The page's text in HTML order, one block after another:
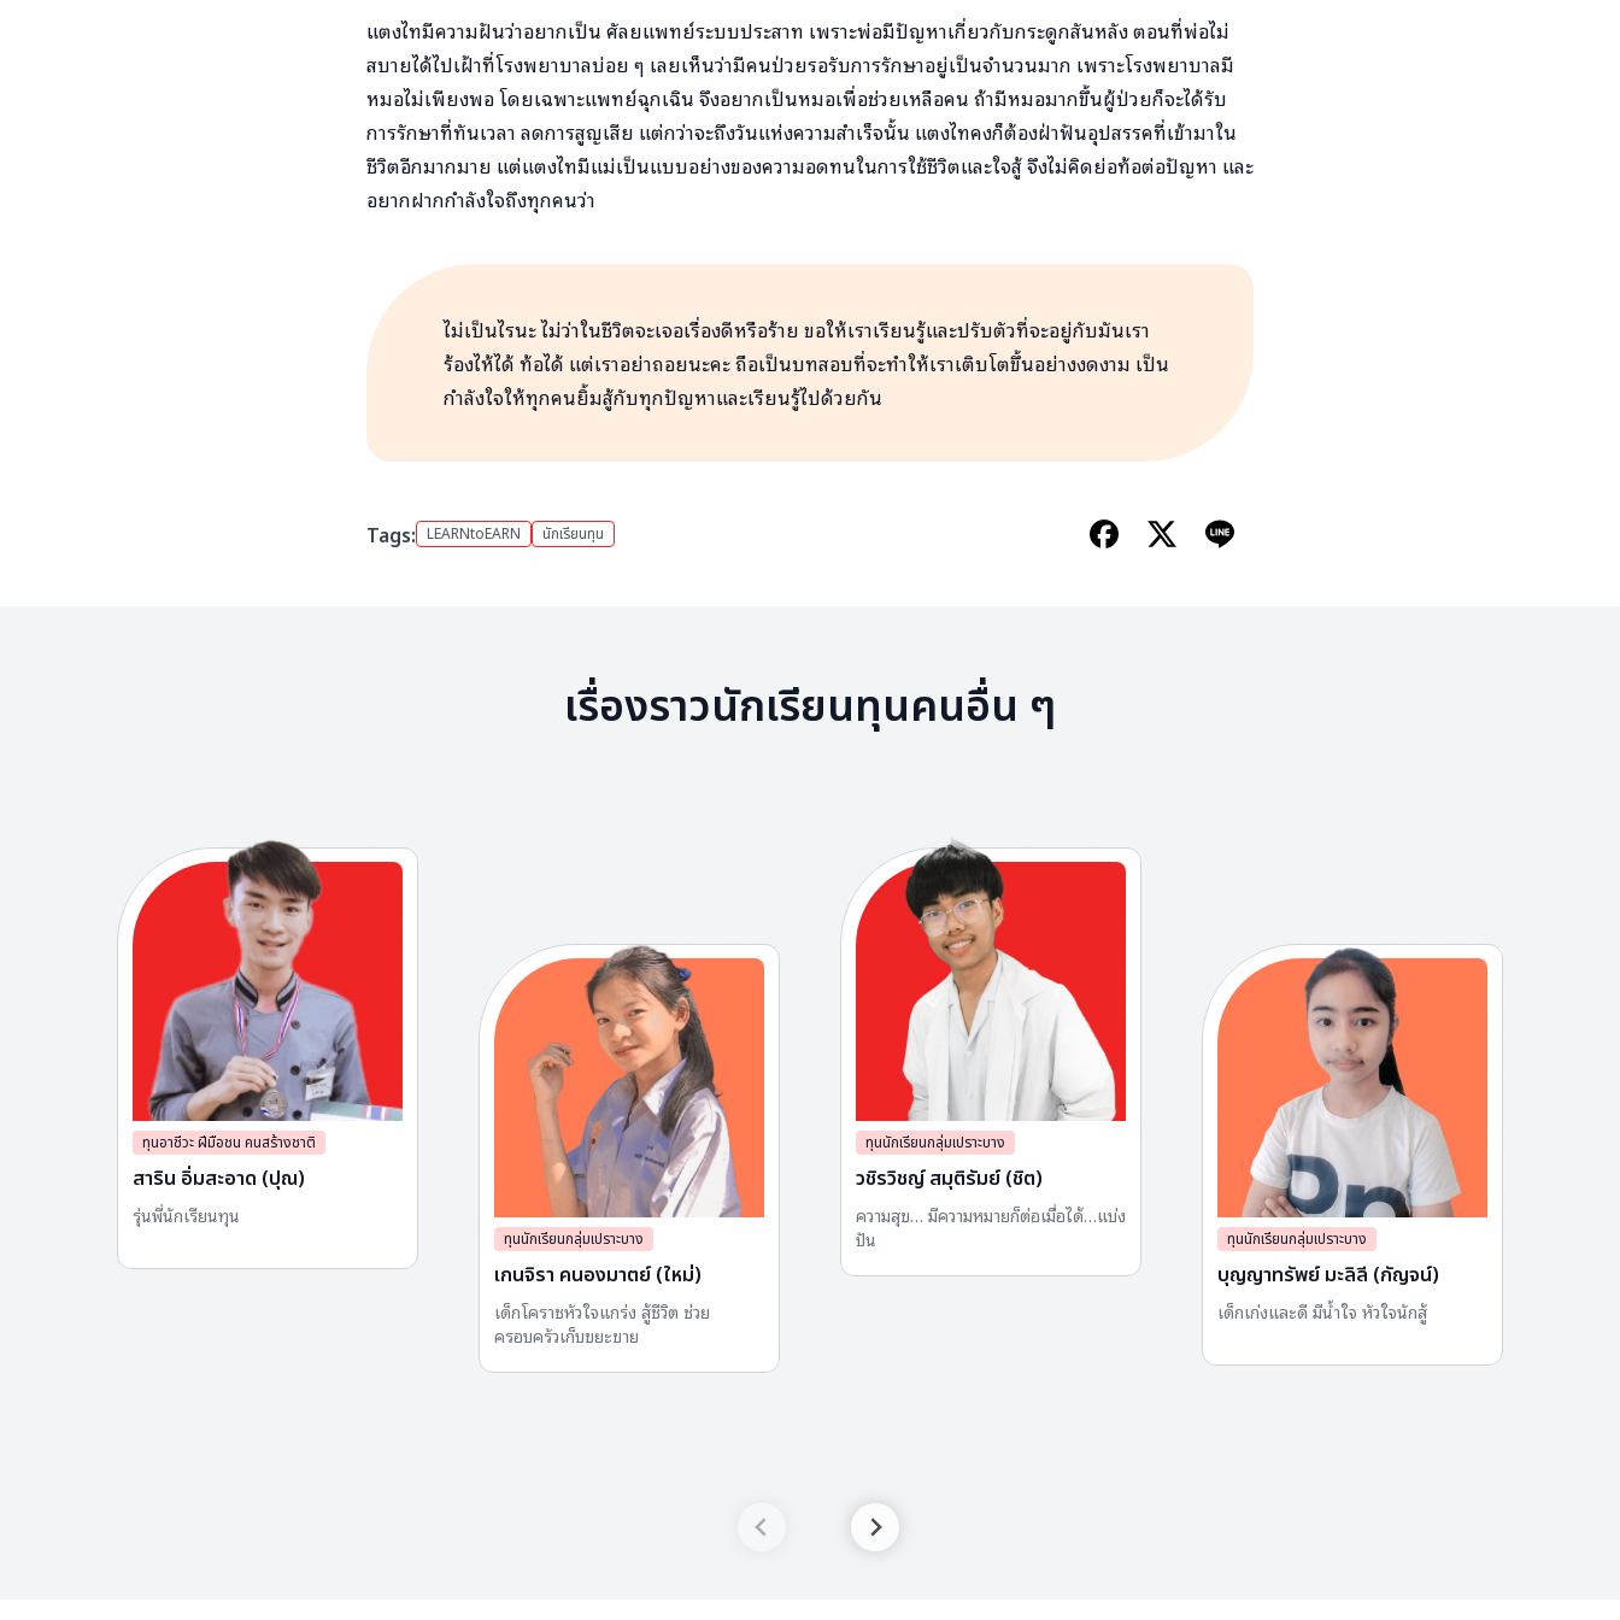
แตงไทมีความฝันว่าอยากเป็น ศัลยแพทย์ระบบประสาท เพราะพ่อมีปัญหาเกี่ยวกับกระดูกสันหลัง ตอนที่พ่อไม่
สบายได้ไปเฝ้าที่โรงพยาบาลบ่อย ๆ เลยเห็นว่ามีคนป่วยรอรับการรักษาอยู่เป็นจำนวนมาก เพราะโรงพยาบาลมี
หมอไม่เพียงพอ โดยเฉพาะแพทย์ฉุกเฉิน จึงอยากเป็นหมอเพื่อช่วยเหลือคน ถ้ามีหมอมากขึ้นผู้ป่วยก็จะได้รับ
การรักษาที่ทันเวลา ลดการสูญเสีย แต่กว่าจะถึงวันแห่งความสำเร็จนั้น แตงไทคงก็ต้องฝ่าฟันอุปสรรคที่เข้ามาใน
ชีวิตอีกมากมาย แต่แตงไทมีแม่เป็นแบบอย่างของความอดทนในการใช้ชีวิตและใจสู้ จึงไม่คิดย่อท้อต่อปัญหา และ
อยากฝากกำลังใจถึงทุกคนว่า
ไม่เป็นไรนะ ไม่ว่าในชีวิตจะเจอเรื่องดีหรือร้าย ขอให้เราเรียนรู้และปรับตัวที่จะอยู่กับมันเรา
ร้องไห้ได้ ท้อได้ แต่เราอย่าถอยนะคะ ถือเป็นบทสอบที่จะทำให้เราเติบโตขึ้นอย่างงดงาม เป็น
กำลังใจให้ทุกคนยิ้มสู้กับทุกปัญหาและเรียนรู้ไปด้วยกัน
Tags: LEARNtoEARN นักเรียนทุน
เรื่องราวนักเรียนทุนคนอื่น ๆ
ทุนอาชีวะ ฝีมือชน คนสร้างชาติ
สาริน อิ่มสะอาด (ปุณ)
รุ่น​พี่นักเรียน​ทุน​
ทุนนักเรียนกลุ่มเปราะบาง
เกนจิรา คนองมาตย์ (ใหม่)
เด็กโคราชหัวใจแกร่ง สู้ชีวิต ช่วย
ครอบครัวเก็บขยะขาย
ทุนนักเรียนกลุ่มเปราะบาง
วชิรวิชญ์ สมุติรัมย์ (ชิต)
ความสุข… มีความหมายก็ต่อเมื่อได้…แบ่ง
ปัน
ทุนนักเรียนกลุ่มเปราะบาง
บุญญาทรัพย์ มะลิลี (กัญจน์)
เด็กเก่งและดี มีน้ำใจ หัวใจนักสู้